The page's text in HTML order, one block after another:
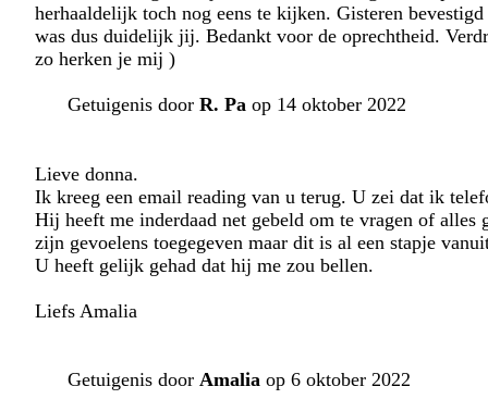
herhaaldelijk toch nog eens te kijken. Gisteren
was dus duidelijk jij. Bedankt voor de oprechtheid.
zo herken je mij )
Getuigenis door R. Pa op 14 oktober 2022
Lieve donna.
Ik kreeg een email reading van u terug. U zei dat ik
Hij heeft me inderdaad net gebeld om te vragen of
zijn gevoelens toegegeven maar dit is al een stapje
U heeft gelijk gehad dat hij me zou bellen.
Liefs Amalia
Getuigenis door Amalia op 6 oktober 2022